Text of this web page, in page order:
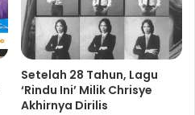
Setelah 28 Tahun, Lagu
‘Rindu Ini’ Milik Chrisye
Akhirnya Dirilis